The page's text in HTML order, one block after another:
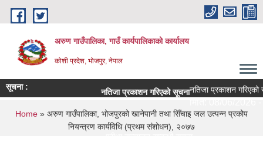
Skip to main content
अरुण गाउँपालिका, गाउँ कार्यपालिकाको कार्यालय
कोशी प्रदेश, भोजपुर, नेपाल
सूचना :
नतिजा प्रकाशन गरिएको सूचनानतिजा प्रकाशन गरिएको
You are here
Home » अरुण गाउँपालिका, भोजपुरको खानेपानी तथा सिँचाइ जल उत्पन्न प्रकोप
नियन्त्रण कार्यविधि (प्रथम संशोधन), २०७७